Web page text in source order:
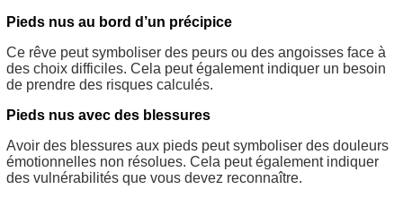
Pieds nus au bord d’un précipice
Ce rêve peut symboliser des peurs ou des angoisses face à
des choix difficiles. Cela peut également indiquer un besoin
de prendre des risques calculés.
Pieds nus avec des blessures
Avoir des blessures aux pieds peut symboliser des douleurs
émotionnelles non résolues. Cela peut également indiquer
des vulnérabilités que vous devez reconnaître.